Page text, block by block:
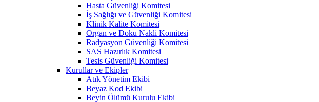
Hasta Güvenliği Komitesi
İş Sağlığı ve Güvenliği Komitesi
Klinik Kalite Komitesi
Organ ve Doku Nakli Komitesi
Radyasyon Güvenliği Komitesi
SAS Hazırlık Komitesi
Tesis Güvenliği Komitesi
Kurullar ve Ekipler
Atık Yönetim Ekibi
Beyaz Kod Ekibi
Beyin Ölümü Kurulu Ekibi